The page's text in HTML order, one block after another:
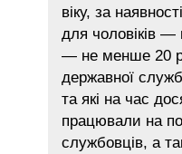
віку, за
для чоловіків
— не менше 20
державної
та які на час
працювали на
службовців, а